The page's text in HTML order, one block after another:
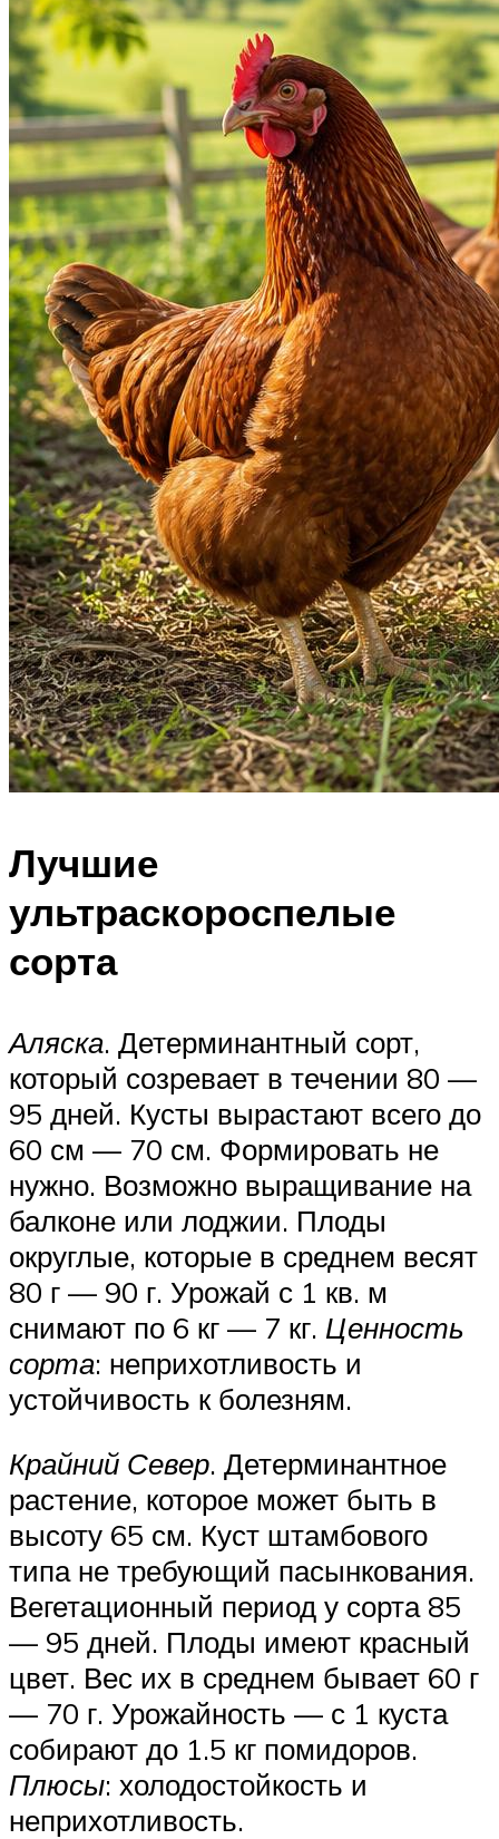
Лучшие
ультраскороспелые
сорта
Аляска. Детерминантный сорт,
который созревает в течении 80 —
95 дней. Кусты вырастают всего до
60 см — 70 см. Формировать не
нужно. Возможно выращивание на
балконе или лоджии. Плоды
округлые, которые в среднем весят
80 г — 90 г. Урожай с 1 кв. м
снимают по 6 кг — 7 кг. Ценность
сорта: неприхотливость и
устойчивость к болезням.
Крайний Север. Детерминантное
растение, которое может быть в
высоту 65 см. Куст штамбового
типа не требующий пасынкования.
Вегетационный период у сорта 85
— 95 дней. Плоды имеют красный
цвет. Вес их в среднем бывает 60 г
— 70 г. Урожайность — с 1 куста
собирают до 1.5 кг помидоров.
Плюсы: холодостойкость и
неприхотливость.